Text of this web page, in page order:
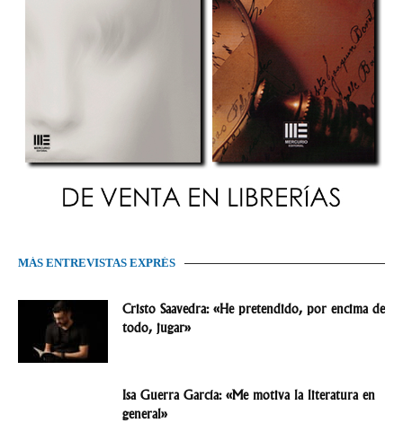
MÁS ENTREVISTAS EXPRÉS
Cristo Saavedra: «He pretendido, por encima de
todo, jugar»
Isa Guerra García: «Me motiva la literatura en
general»